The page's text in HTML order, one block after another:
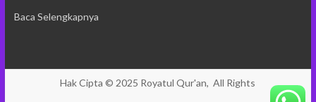
Baca Selengkapnya
Hak Cipta © 2025 Royatul Qur'an, All Rights